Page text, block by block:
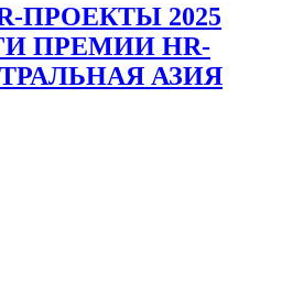
ПРОЕКТЫ 2025
ПРЕМИИ HR-
АЗИЯ